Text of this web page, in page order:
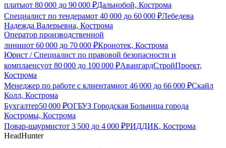
платыот 80 000 до 90 000 ₽Дальнобой, Кострома
Специалист по тендерамот 40 000 до 60 000 ₽Лебедева
Надежда Валерьевна, Кострома
Оператор производственной
линииот 60 000 до 70 000 ₽Кронотек, Кострома
Юрист / Специалист по правовой безопасности и
комплаенсуот 80 000 до 100 000 ₽АвангардСтройПроект,
Кострома
Менеджер по работе с клиентамиот 46 000 до 66 000 ₽Скайл
Колл, Кострома
Бухгалтер50 000 ₽ОГБУЗ Городская Больница города
Костромы, Кострома
Повар-шаурмистот 3 500 до 4 000 ₽РИДДИК, Кострома
HeadHunter